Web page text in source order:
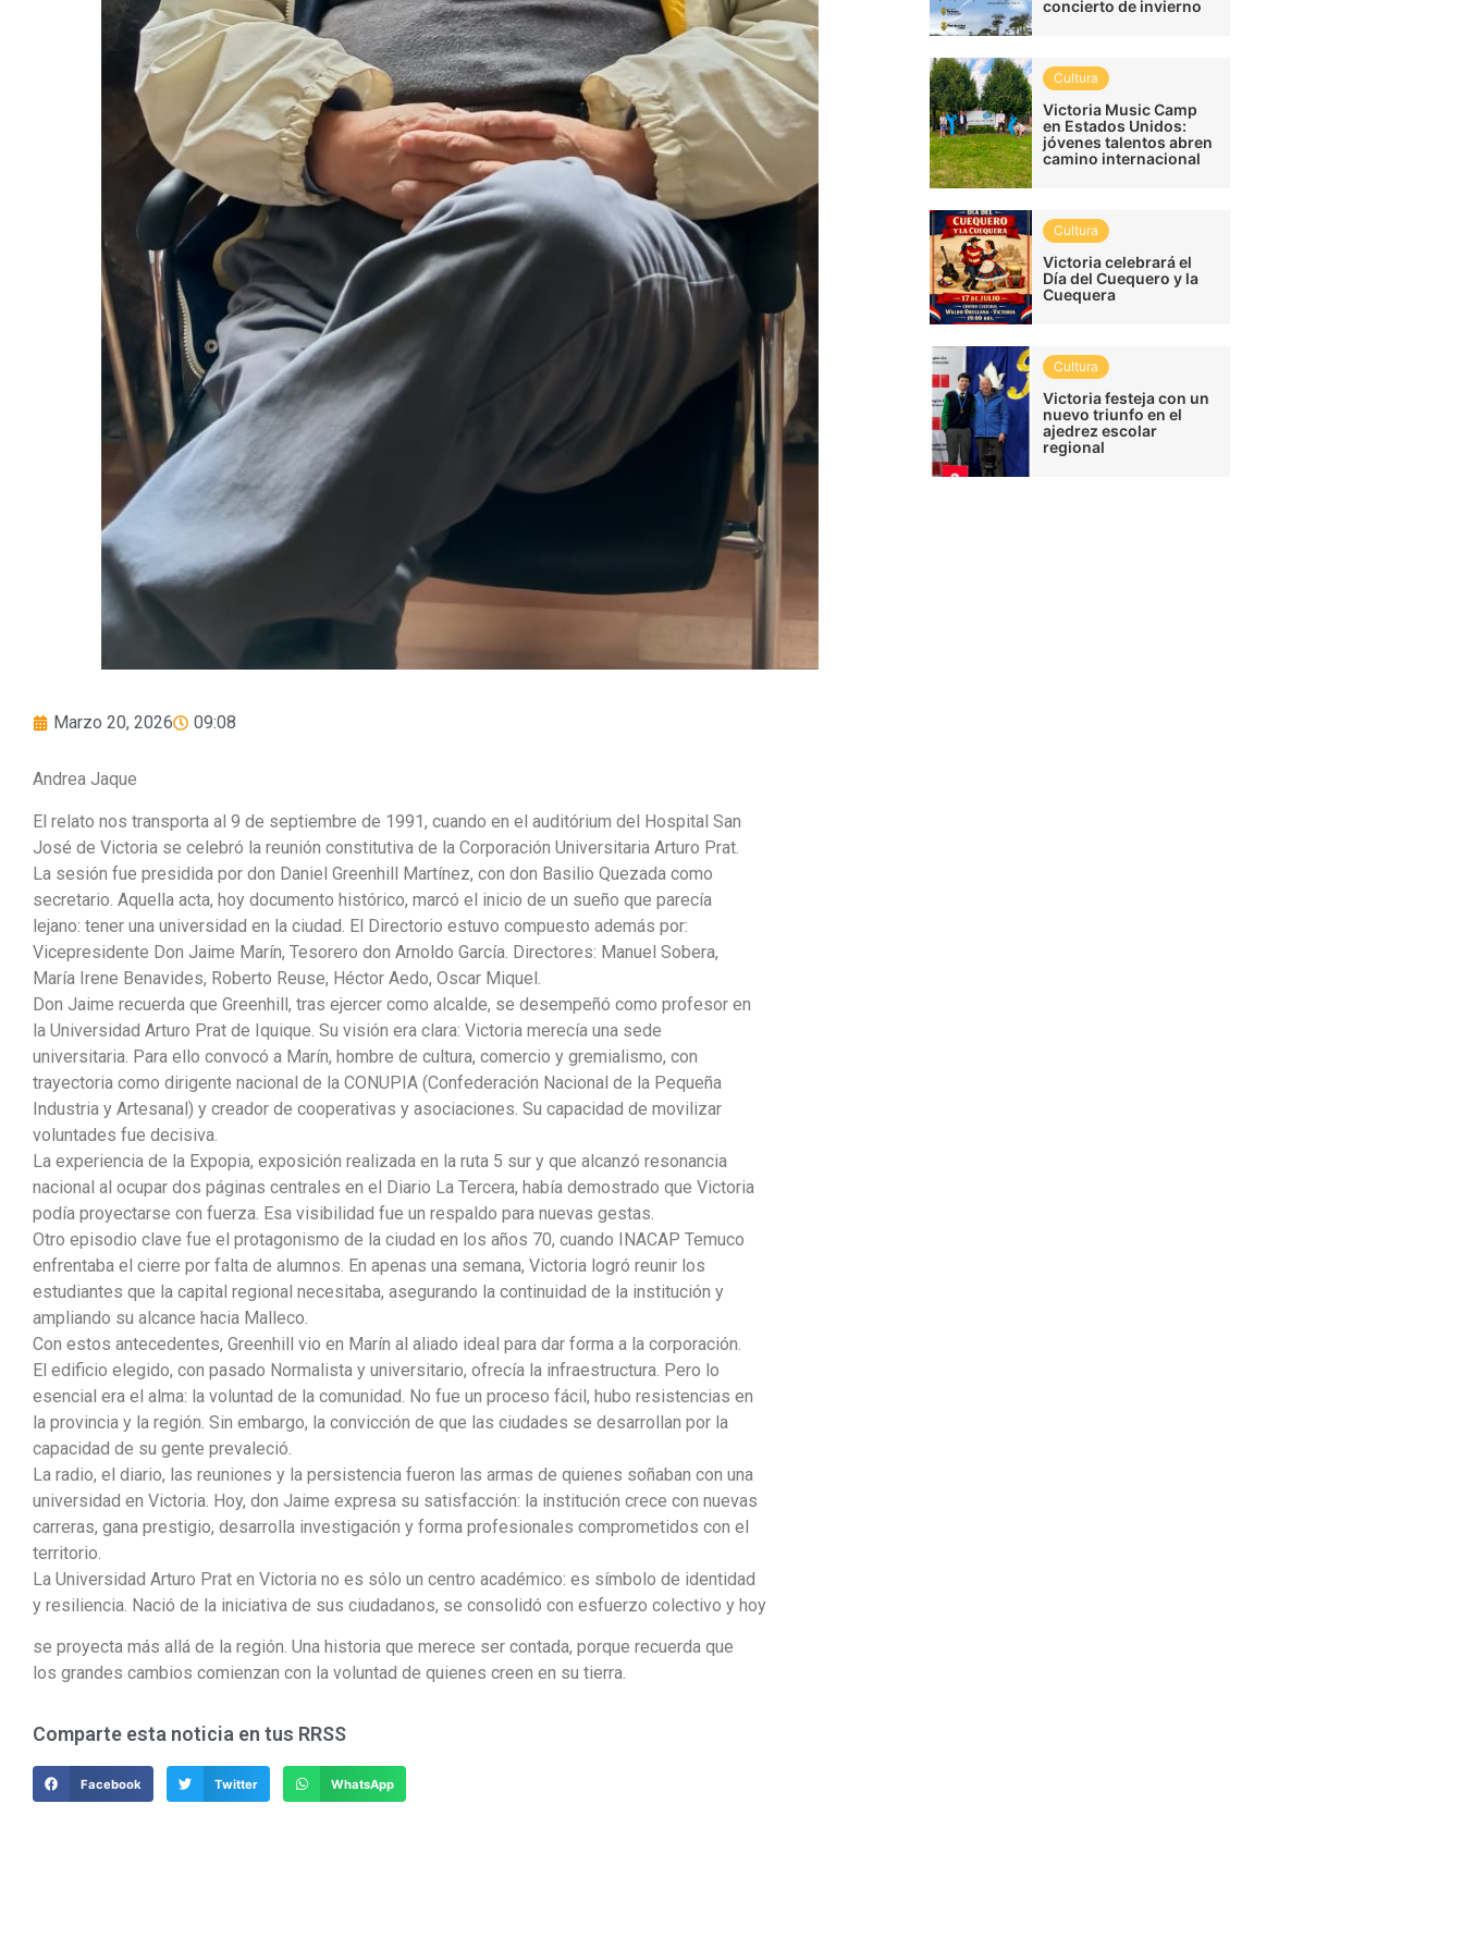
Marzo 20, 2026 09:08
Andrea Jaque
El relato nos transporta al 9 de septiembre de 1991, cuando en el auditórium del Hospital San
José de Victoria se celebró la reunión constitutiva de la Corporación Universitaria Arturo Prat.
La sesión fue presidida por don Daniel Greenhill Martínez, con don Basilio Quezada como
secretario. Aquella acta, hoy documento histórico, marcó el inicio de un sueño que parecía
lejano: tener una universidad en la ciudad. El Directorio estuvo compuesto además por:
Vicepresidente Don Jaime Marín, Tesorero don Arnoldo García. Directores: Manuel Sobera,
María Irene Benavides, Roberto Reuse, Héctor Aedo, Oscar Miquel.
Don Jaime recuerda que Greenhill, tras ejercer como alcalde, se desempeñó como profesor en
la Universidad Arturo Prat de Iquique. Su visión era clara: Victoria merecía una sede
universitaria. Para ello convocó a Marín, hombre de cultura, comercio y gremialismo, con
trayectoria como dirigente nacional de la CONUPIA (Confederación Nacional de la Pequeña
Industria y Artesanal) y creador de cooperativas y asociaciones. Su capacidad de movilizar
voluntades fue decisiva.
La experiencia de la Expopia, exposición realizada en la ruta 5 sur y que alcanzó resonancia
nacional al ocupar dos páginas centrales en el Diario La Tercera, había demostrado que Victoria
podía proyectarse con fuerza. Esa visibilidad fue un respaldo para nuevas gestas.
Otro episodio clave fue el protagonismo de la ciudad en los años 70, cuando INACAP Temuco
enfrentaba el cierre por falta de alumnos. En apenas una semana, Victoria logró reunir los
estudiantes que la capital regional necesitaba, asegurando la continuidad de la institución y
ampliando su alcance hacia Malleco.
Con estos antecedentes, Greenhill vio en Marín al aliado ideal para dar forma a la corporación.
El edificio elegido, con pasado Normalista y universitario, ofrecía la infraestructura. Pero lo
esencial era el alma: la voluntad de la comunidad. No fue un proceso fácil, hubo resistencias en
la provincia y la región. Sin embargo, la convicción de que las ciudades se desarrollan por la
capacidad de su gente prevaleció.
La radio, el diario, las reuniones y la persistencia fueron las armas de quienes soñaban con una
universidad en Victoria. Hoy, don Jaime expresa su satisfacción: la institución crece con nuevas
carreras, gana prestigio, desarrolla investigación y forma profesionales comprometidos con el
territorio.
La Universidad Arturo Prat en Victoria no es sólo un centro académico: es símbolo de identidad
y resiliencia. Nació de la iniciativa de sus ciudadanos, se consolidó con esfuerzo colectivo y hoy
se proyecta más allá de la región. Una historia que merece ser contada, porque recuerda que
los grandes cambios comienzan con la voluntad de quienes creen en su tierra.
Comparte esta noticia en tus RRSS
Facebook Twitter WhatsApp
concierto de invierno
Cultura
Victoria Music Camp
en Estados Unidos:
jóvenes talentos abren
camino internacional
Cultura
Victoria celebrará el
Día del Cuequero y la
Cuequera
Cultura
Victoria festeja con un
nuevo triunfo en el
ajedrez escolar
regional